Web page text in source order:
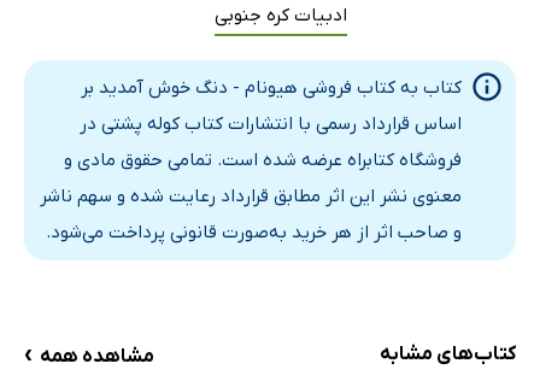
احساس پذیرفته‌ شدن
سمینارهای نوشتن آغاز می‌شوند
هوایت را خواهم داشت
باشگاه کتاب‌خوانی مادران
آیا می‌توانم از کتاب‌فروشی گذران زندگی کنم؟
دوشنبه باریستا «داریم»
تمرکز روی قهوه هنگام درست کردن آن
ادبیات کره جنوبی
کتاب به کتاب فروشی هیونام - دنگ خوش آمدید بر
اساس قرارداد رسمی با انتشارات کتاب کوله پشتی در
فروشگاه کتابراه عرضه شده است. تمامی حقوق مادی و
معنوی نشر این اثر مطابق قرارداد رعایت شده و سهم ناشر
و صاحب اثر از هر خرید به‌صورت قانونی پرداخت می‌شود.
کتاب‌های مشابه مشاهده همه ›